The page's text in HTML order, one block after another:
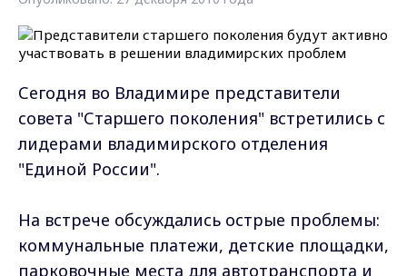
Сегодня во Владимире представители
совета "Старшего поколения" встретились с
лидерами владимирского отделения
"Единой России".
На встрече обсуждались острые проблемы:
коммунальные платежи, детские площадки,
парковочные места для автотранспорта и